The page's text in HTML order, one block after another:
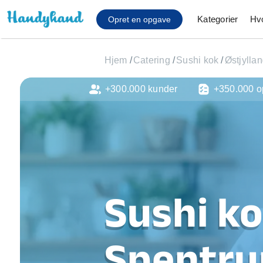
Opret en opgave Kategorier
Affaldsfjernelse
Afhentning af
Hårde hvidevare
Hjælp til mobil, pc, tv
Installation af ildsted
Møbelsamling og
Ophængning af
Hjem /Catering /Sushi kok /
Sushi
+300.000 kunder +350.000